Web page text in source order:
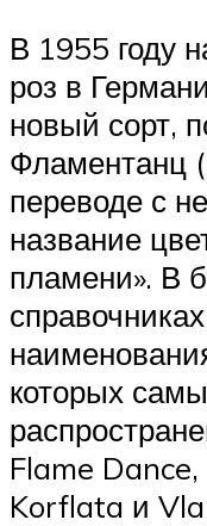
В 1955 году
роз в
новый сорт,
Фламентанц
переводе с
название
пламени». В
которых
Flame
Korflata и